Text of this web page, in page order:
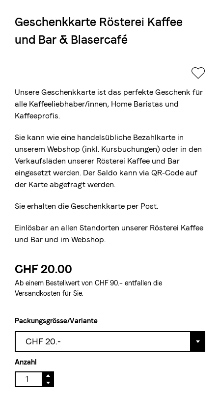
Die Berner Rösterei
Blasercafé
© 2026 Blasercafé AG
Geschenkkarte Rösterei Kaffee
und Bar & Blasercafé
Unsere Geschenkkarte ist das perfekte Geschenk für
alle Kaffeeliebhaber/innen, Home Baristas und
Kaffeeprofis.
Sie kann wie eine handelsübliche Bezahlkarte in
unserem Webshop (inkl. Kursbuchungen) oder in den
Verkaufsläden unserer Rösterei Kaffee und Bar
eingesetzt werden. Der Saldo kann via QR-Code auf
der Karte abgefragt werden.
Sie erhalten die Geschenkkarte per Post.
Einlösbar an allen Standorten unserer Rösterei Kaffee
und Bar und im Webshop.
CHF 20.00
Ab einem Bestellwert von CHF 90.– entfallen die
Versandkosten für Sie.
Packungsgrösse/Variante
CHF 20.-
Anzahl